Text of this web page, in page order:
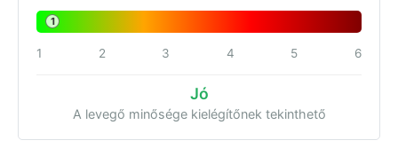
1
1 2 3 4 5 6
Jó
A levegő minősége kielégítőnek tekinthető